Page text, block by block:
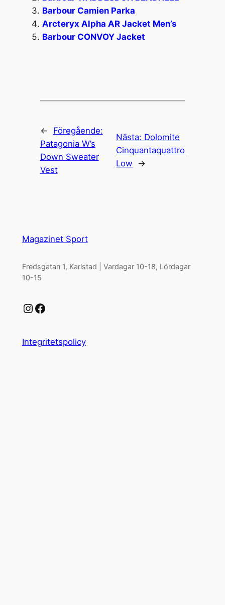
Barbour Camien Parka
Arcteryx Alpha AR Jacket Men’s
Barbour CONVOY Jacket
←
Föregående:
Patagonia W’s
Down Sweater
Vest
Nästa: Dolomite
Cinquantaquattro
Low
→
Magazinet Sport
Fredsgatan 1, Karlstad | Vardagar 10-18, Lördagar
10-15
Instagram Facebook
Integritetspolicy